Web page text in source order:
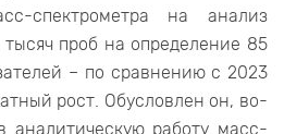
спектрометра на анализ
тысяч проб на определение 85
– по сравнению с 2023
рост. Обусловлен он, во-
аналитическую работу масс-